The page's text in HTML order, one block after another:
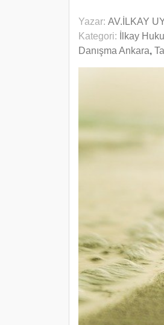
Yazar: AV.İLKAY
Kategori:
İlkay
Danışma Ankara,